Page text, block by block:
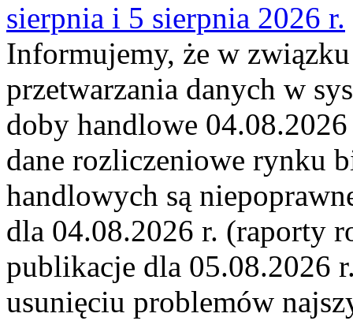
sierpnia i 5 sierpnia 2026 r.
Informujemy, że w
przetwarzania danych w
doby handlowe
dane rozliczeniowe rynku
handlowych są
dla 04.08.2026 r. (raporty
publikacje dla 05.08.2026
usunięciu problemów